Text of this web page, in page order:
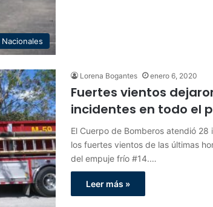
Nacionales
Lorena Bogantes enero 6, 2020
Fuertes vientos
incidentes en todo el
El Cuerpo de Bomberos atendió 28
los fuertes vientos de las últimas
del empuje frío #14.…
Leer más »